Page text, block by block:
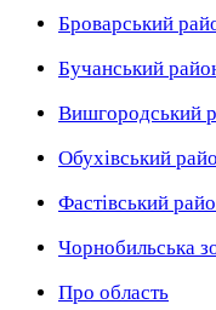
Броварський
Бучанський
Вишгородський
Обухівський
Фастівський
Чорнобильська
Про область